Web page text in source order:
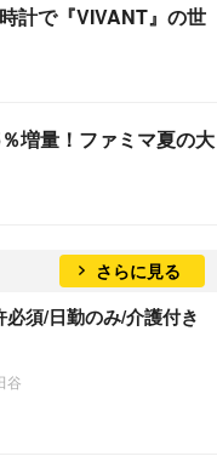
計で『VIVANT』の世
増量！ファミマ夏の大
さらに見る
必須/日勤のみ/介護付き
谷